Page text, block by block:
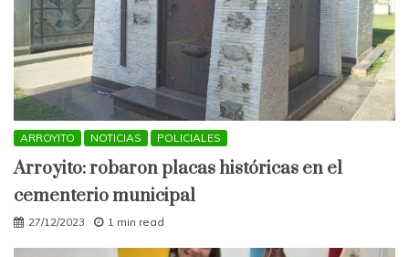
ARROYITO NOTICIAS POLICIALES
Arroyito: robaron placas históricas en el
cementerio municipal
27/12/2023 1 min read